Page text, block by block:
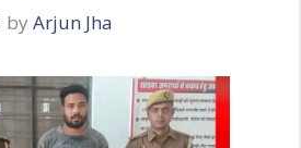
by Arjun Jha